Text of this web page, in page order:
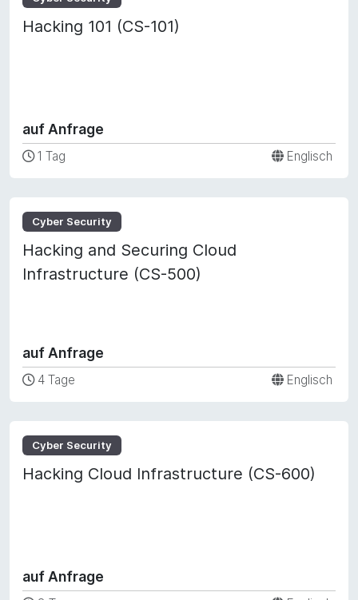
Hacking 101 (CS-101)
auf Anfrage
1 Tag Englisch
Cyber Security
Hacking and Securing Cloud
Infrastructure (CS-500)
auf Anfrage
4 Tage Englisch
Cyber Security
Hacking Cloud Infrastructure (CS-600)
auf Anfrage